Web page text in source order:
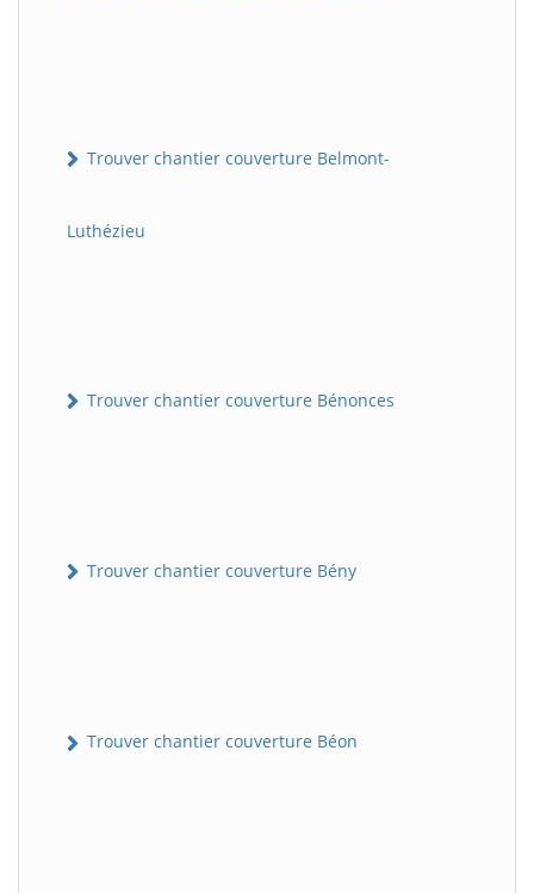
Trouver chantier couverture Belmont-
Luthézieu
Trouver chantier couverture Bénonces
Trouver chantier couverture Bény
Trouver chantier couverture Béon